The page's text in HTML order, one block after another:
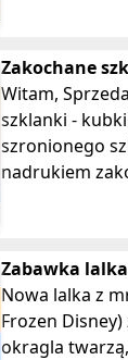
Zakochane
szronionego
Witam, Sprzedam dwie urocze
szklanki -
szronionego
nadrukiem
Zabawka
w niebieskiej
Nowa lalka z
Frozen
okragla